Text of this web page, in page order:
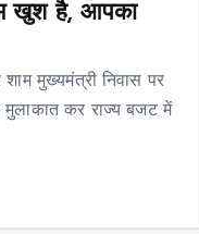
खुश है, आपका
मुख्यमंत्री निवास पर
मुलाकात कर राज्य बजट में